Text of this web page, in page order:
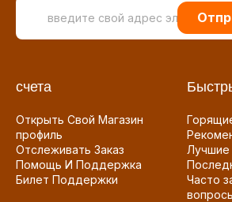
счета
Открыть Свой Магазин
профиль
Отслеживать Заказ
Помощь И Поддержка
Билет Поддержки
Лучшие
Часто